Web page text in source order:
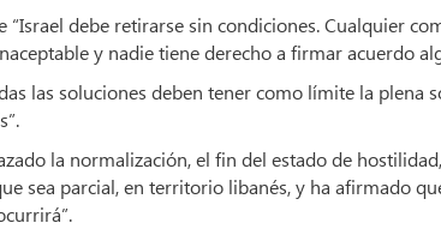
“Israel debe retirarse sin condiciones. Cualquier
y nadie tiene derecho a firmar acuerdo
las soluciones deben tener como límite la plena
la normalización, el fin del estado de
sea parcial, en territorio libanés, y ha afirmado